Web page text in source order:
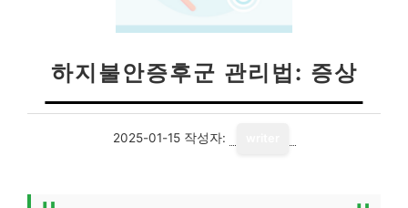
하지불안증후군 관리법: 증상
2025-01-15 작성자: